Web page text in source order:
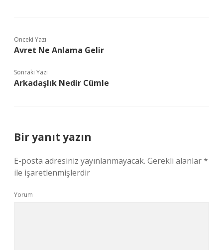
Önceki Yazı
Avret Ne Anlama Gelir
Sonraki Yazı
Arkadaşlık Nedir Cümle
Bir yanıt yazın
E-posta adresiniz yayınlanmayacak. Gerekli alanlar*
ile işaretlenmişlerdir
Yorum